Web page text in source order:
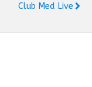
Club Med Live